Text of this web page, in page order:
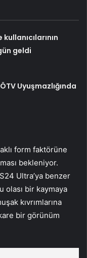
geldi
Uyuşmazlığında
form faktörüne
bekleniyor.
Ultra’ya benzer
olası bir kaymaya
kıvrımlarına
bir görünüm